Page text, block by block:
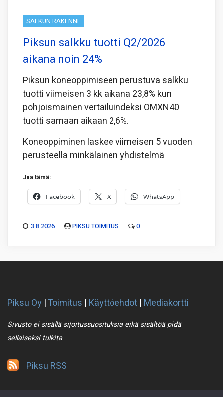
SALKUN RAKENNE
Piksun salkku tuotti Q2/2026
aikana noin 24%
Piksun koneoppimiseen perustuva salkku
tuotti viimeisen 3 kk aikana 23,8% kun
pohjoismainen vertailuindeksi OMXN40
tuotti samaan aikaan 2,6%.
Koneoppiminen laskee viimeisen 5 vuoden
perusteella minkälainen yhdistelmä
Jaa tämä:
Facebook X WhatsApp
3.8.2026 PIKSU TOIMITUS 0
Piksu Oy |Toimitus | Käyttöehdot | Mediakortti
Sivusto ei sisällä sijoitussuosituksia eikä sisältöä pidä
sellaiseksi tulkita
Piksu RSS